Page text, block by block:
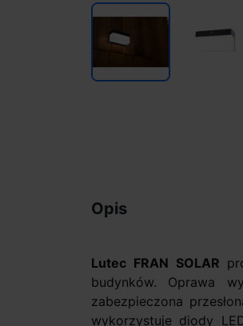
Opis
Lutec FRAN SOLAR
budynków. Oprawa
zabezpieczona
wykorzystuje diody